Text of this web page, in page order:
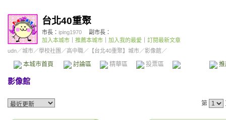
台北40重聚
市長： iping1970
副市長：
加入本城市
推薦本城市 加入我的最愛
訂閱最新文章
udn／城市／學校社團 ／高中職／ 【台北40重聚】城市／影像館／
本城市首頁 討論區 精華區 投票區 影像館
影像館
第